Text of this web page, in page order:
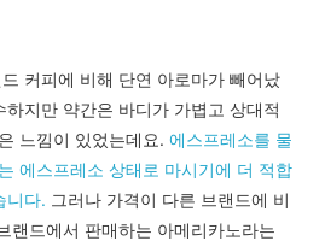
커피에 비해 단연 아로마가 빼어났
지만 약간은 바디가 가볍고 상대적
느낌이 있었는데요. 에스프레소를 물
에스프레소 상태로 마시기에 더 적합
니다. 그러나 가격이 다른 브랜드에 비
랜드에서 판매하는 아메리카노라는